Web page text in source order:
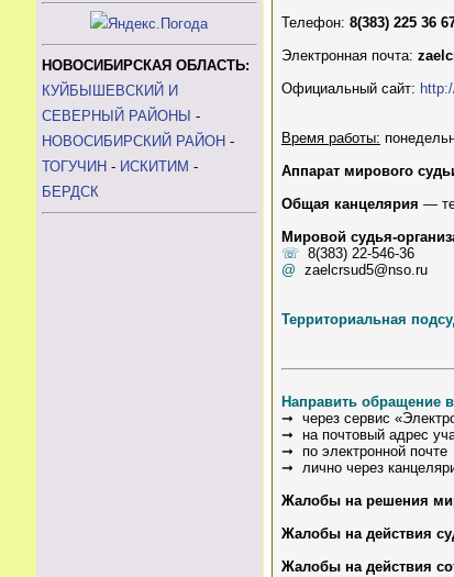
НОВОСИБИРСКАЯ ОБЛАСТЬ:
КУЙБЫШЕВСКИЙ И
СЕВЕРНЫЙ РАЙОНЫ -
НОВОСИБИРСКИЙ РАЙОН -
ТОГУЧИН - ИСКИТИМ -
БЕРДСК
Телефон: 8(383) 225 36
Электронная почта:
Официальный сайт:
Время работы:
Аппарат мирового
Общая канцелярия —
Мировой судья-
☏ 8(383) 22-546-36
@ zaelcrsud5@nso.ru
Территориальная
Направить обращение
➞ через сервис
➞ на почтовый адрес
➞ по электронной почте
➞ лично через
Жалобы на решения
Жалобы на действия
Жалобы на действия